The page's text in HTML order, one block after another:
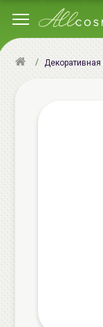
Декоративная